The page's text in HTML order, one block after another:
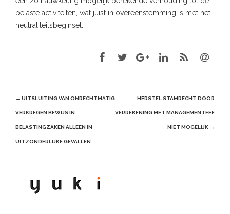
belaste activiteiten, wat juist in overeenstemming is met het
neutraliteitsbeginsel.
Post
navigation
← UITSLUITING VAN ONRECHTMATIG
VERKREGEN BEWIJS IN
BELASTINGZAKEN ALLEEN IN
UITZONDERLIJKE GEVALLEN
HERSTEL STAMRECHT DOOR
VERREKENING MET MANAGEMENTFEE
NIET MOGELIJK →